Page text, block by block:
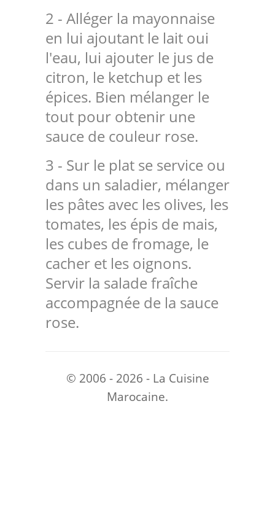
2 - Alléger la mayonnaise
en lui ajoutant le lait oui
l'eau, lui ajouter le jus de
citron, le ketchup et les
épices. Bien mélanger le
tout pour obtenir une
sauce de couleur rose.
3 - Sur le plat se service ou
dans un saladier, mélanger
les pâtes avec les olives, les
tomates, les épis de mais,
les cubes de fromage, le
cacher et les oignons.
Servir la salade fraîche
accompagnée de la sauce
rose.
© 2006 - 2026 - La Cuisine
Marocaine.